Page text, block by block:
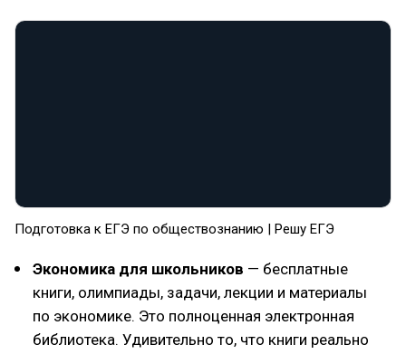
Подготовка к ЕГЭ по обществознанию | Решу ЕГЭ
Экономика для школьников — бесплатные
книги, олимпиады, задачи, лекции и материалы
по экономике. Это полноценная электронная
библиотека. Удивительно то, что книги реально